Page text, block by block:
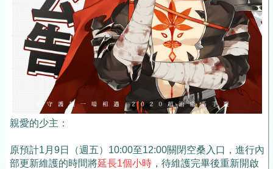
親愛的少主：
原預計1月9日（週五）10:00至12:00關閉空桑入口，進行內
部更新維護的時間將延長1個小時 ，待維護完畢後重新開啟